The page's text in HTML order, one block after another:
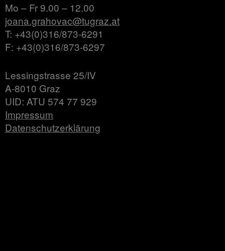
Mo – Fr 9.00 – 12.00
joana.grahovac@tugraz.at
T: +43(0)316/873-6291
F: +43(0)316/873-6297
Lessingstrasse 25/IV
A-8010 Graz
UID: ATU 574 77 929
Impressum
Datenschutzerklärung